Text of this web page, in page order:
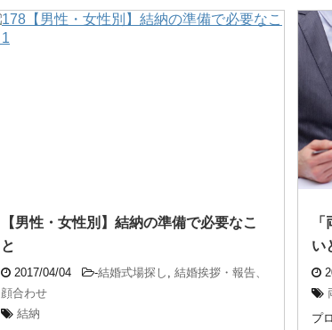
【男性・女性別】結納の準備で必要なこ
と
2017/04/04 -結婚式場探し
結婚挨拶・報告、
顔合わせ
結納
い
プ